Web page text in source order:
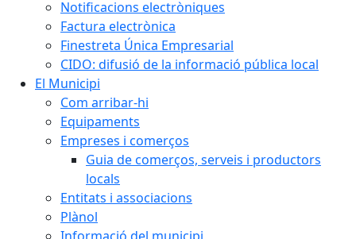
Notificacions electròniques
Factura electrònica
Finestreta Única Empresarial
CIDO: difusió de la informació pública local
El Municipi
Com arribar-hi
Equipaments
Empreses i comerços
Guia de comerços, serveis i productors
locals
Entitats i associacions
Plànol